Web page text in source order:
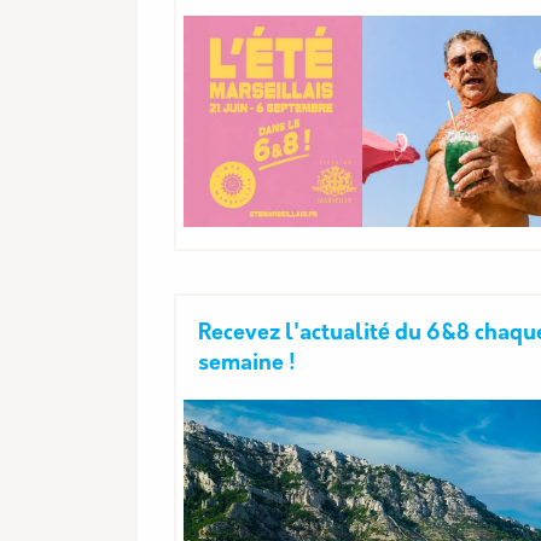
Recevez l'actualité du 6&8
semaine !